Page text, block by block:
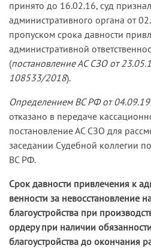
принято до 16.02.16, суд
административного органа от
пропуском срока давности
административной
(постановление АС СЗО от
108533/2018).
Определением ВС РФ от
отказано в передаче
постановление АС СЗО для
заседании Судебной коллегии
ВС РФ.
Срок давности привлечения к
венности за невосстановление
благоустройства при
ордеру при наличии
благоустройства до окон­чания